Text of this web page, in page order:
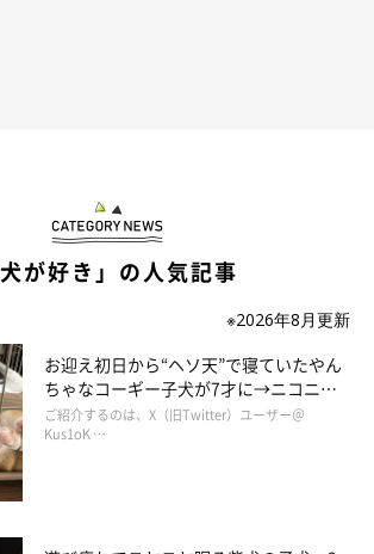
犬が好き」の人気記事
※2026年8月更新
お迎え初日から“ヘソ天”で寝ていたやん
ちゃなコーギー子犬が7才に→ニコニ
コ“コーギースマイル”が魅力のコに成
長！
ご紹介するのは、X（旧Twitter）ユーザー＠
Kus1oK …